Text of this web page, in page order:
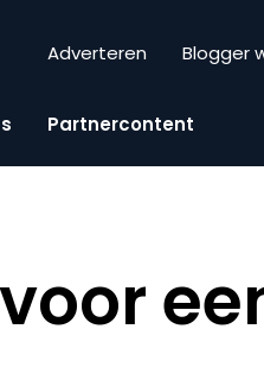
Adverteren Blogger
Partnercontent